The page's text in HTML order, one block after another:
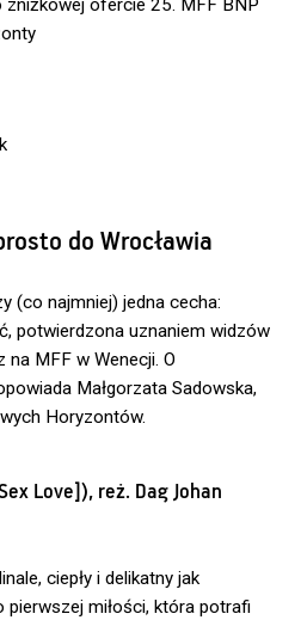
zniżkowej ofercie 25. MFF BNP
do Wrocławia
(co najmniej) jedna cecha:
potwierdzona uznaniem widzów
na MFF w Wenecji. O
Małgorzata Sadowska,
Horyzontów.
Love]), reż. Dag Johan
ciepły i delikatny jak
miłości, która potrafi